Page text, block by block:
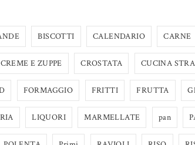
BISCOTTI CALENDARIO CARNE
CREME E ZUPPE CROSTATA CUCINA
FORMAGGIO FRITTI FRUTTA
LIQUORI MARMELLATE pan